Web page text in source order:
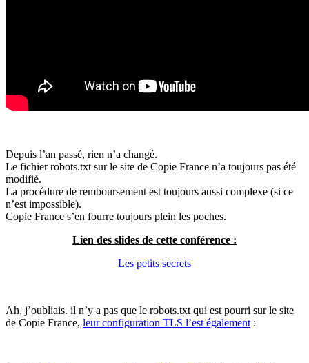
Depuis l’an passé, rien n’a changé.
Le fichier robots.txt sur le site de Copie France n’a toujours pas été
modifié.
La procédure de remboursement est toujours aussi complexe (si ce
n’est impossible).
Copie France s’en fourre toujours plein les poches.
Lien des slides de cette conférence :
Les petits secrets
Ah, j’oubliais. il n’y a pas que le robots.txt qui est pourri sur le site
de Copie France, leur configuration TLS l’est également :